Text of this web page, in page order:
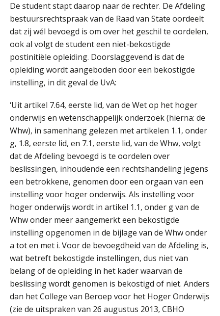
De student stapt daarop naar de rechter. De Afdeling
bestuursrechtspraak van de Raad van State oordeelt
dat zij wél bevoegd is om over het geschil te oordelen,
ook al volgt de student een niet-bekostigde
postinitiële opleiding. Doorslaggevend is dat de
opleiding wordt aangeboden door een bekostigde
instelling, in dit geval de UvA:
‘Uit artikel 7.64, eerste lid, van de Wet op het hoger
onderwijs en wetenschappelijk onderzoek (hierna: de
Whw), in samenhang gelezen met artikelen 1.1, onder
g, 1.8, eerste lid, en 7.1, eerste lid, van de Whw, volgt
dat de Afdeling bevoegd is te oordelen over
beslissingen, inhoudende een rechtshandeling jegens
een betrokkene, genomen door een orgaan van een
instelling voor hoger onderwijs. Als instelling voor
hoger onderwijs wordt in artikel 1.1, onder g van de
Whw onder meer aangemerkt een bekostigde
instelling opgenomen in de bijlage van de Whw onder
a tot en met i. Voor de bevoegdheid van de Afdeling is,
wat betreft bekostigde instellingen, dus niet van
belang of de opleiding in het kader waarvan de
beslissing wordt genomen is bekostigd of niet. Anders
dan het College van Beroep voor het Hoger Onderwijs
(zie de uitspraken van 26 augustus 2013, CBHO
waar elk kantoor op wacht.
Hoe standaardisering de stille
revolutie in finance ontketende
‘De accountant is essentieel voor
ondernemers in het mkb’
belangrijk is als het zakelijk plan zelf
Waarom jouw klant sneller
mail
iXBRL controleren: wanneer moet
het, en waar let je op?
Het herbeleggen van de
Herinvesteringsreserve (HIR) in een
vastgoedbeleggingsfonds?
Je helpt klanten met hun
administratie — maar hoe zit het met
die van jouzelf?
Ketenmachtigingen centraal beheren:
zo werkt u slimmer met eHerkenning